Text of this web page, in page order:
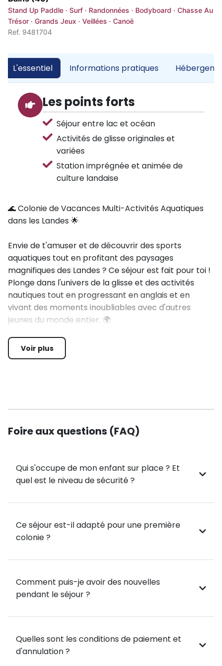
Stand Up Paddle · Surf · Randonnées · Bodyboard · Chasse Au
Trésor · Grands Jeux · Veillées · Canoë
Ref. 9481704
L'essentiel Informations pratiques
Les points forts
Séjour entre lac et océan
Activités de glisse originales et
variées
Station imprégnée et animée de
culture landaise
🌊 Colonie de Vacances Multi-Activités Aquatiques
dans les Landes 🌟
Envie de t'amuser et de découvrir des sports
aquatiques tout en profitant des paysages
magnifiques des Landes ? Ce séjour est fait pour toi !
Plonge dans l'univers de la glisse et des activités
nautiques tout en progressant en anglais et en
vivant des moments inoubliables avec d'autres
jeunes du monde entier. 🌍
PROGRAMME D'ACTIVITÉS AQUATIQUES 🏄‍♂️
vagues de l'océan et apprends les bases de ces
2 sessions de stand-up paddle 🏄‍♂️ : Découvre ce
sport californien en pagayant sur une planche, idéal
canoë, pour une expérience tranquille au contact de
la nature.
gestes de sécurité en mer de manière ludique et
citoyenne.
Grands jeux et sports collectifs 🏀⚽ : Des activités
amis !
Voir plus
Foire aux questions (FAQ)
Qui s'occupe de mon enfant sur place ? Et
quel est le niveau de sécurité ?
Ce séjour est-il adapté pour une première
colonie ?
Comment puis-je avoir des nouvelles
pendant le séjour ?
Quelles sont les conditions de paiement et
d'annulation ?